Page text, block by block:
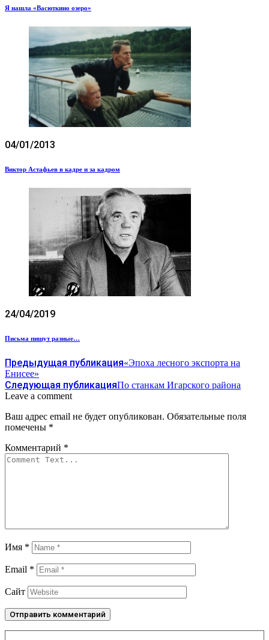
Я нашла «Васюткино озеро»
04/01/2013
Виктор Астафьев в кадре и за кадром
24/04/2019
Письма пишут разные…
Предыдущая публикация«Эпоха лесного экспорта на
Енисее»
Следующая публикацияПо станкам Игарского района
Leave a comment
Ваш адрес email не будет опубликован. Обязательные поля
помечены *
Комментарий *
Имя *
Email *
Сайт